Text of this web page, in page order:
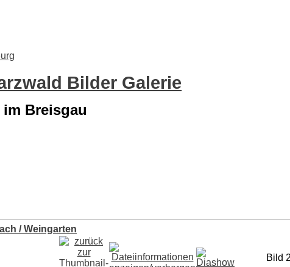
Bilder Galerie
Breisgau
/ Weingarten
Bild